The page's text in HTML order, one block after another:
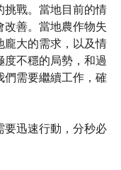
挑戰。當地目前的情
善。當地農作物失
龐大的需求，以及情
不穩的局勢，和過
需要繼續工作，確
要迅速行動，分秒必